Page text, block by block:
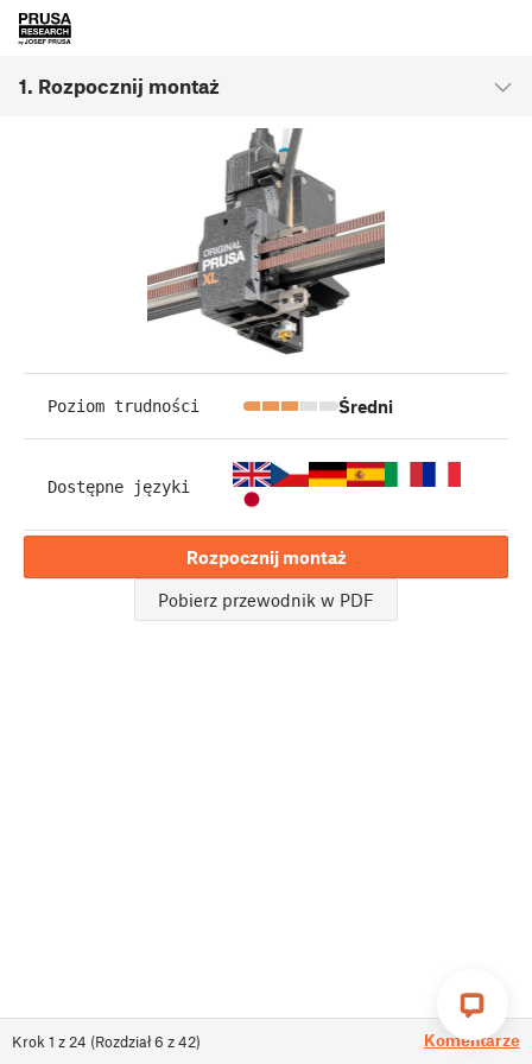
1. Rozpocznij montaż
Krok 1 z 24 (Rozdział6 z42) Komentarze
Poziom trudności Średni
Dostępne języki
Rozpocznij montaż
Pobierz przewodnik w PDF